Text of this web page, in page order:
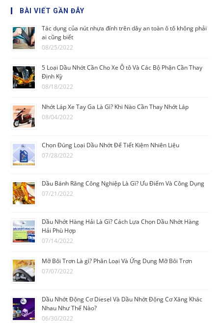
BÀI VIẾT GẦN ĐÂY
Tác dụng của nút nhựa đính trên dây an toàn ô tô không phải
ai cũng biết
08/25/2022
5 Loại Dầu Nhớt Cần Cho Xe Ô tô Và Các Bộ Phận Cần Thay
Định Kỳ
08/18/2022
Nhớt Láp Xe Tay Ga Là Gì? Khi Nào Cần Thay Nhớt Láp
08/04/2022
Chọn Đúng Loại Dầu Nhớt Để Tiết Kiệm Nhiên Liệu
07/28/2022
Dầu Bánh Răng Công Nghiệp Là Gì? Ưu Điểm Và Công Dụng
07/21/2022
Dầu Nhớt Hàng Hải Là Gì? Cách Lựa Chọn Dầu Nhớt Hàng
Hải Phù Hợp
07/14/2022
Mỡ Bôi Trơn Là gì? Phân Loại Và Ứng Dụng Mỡ Bôi Trơn
07/07/2022
Dầu Nhớt Động Cơ Diesel Và Dầu Nhớt Động Cơ Xăng Khác
Nhau Như Thế Nào?
06/30/2022